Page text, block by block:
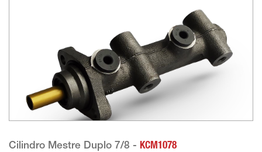
Cilindro Mestre Duplo 7/8 - KCM1078